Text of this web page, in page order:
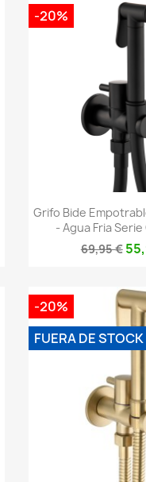
Vista
Grifo Bide
- Agua Fria
69,95 €
-20%
-20%
FUERA DE STOCK